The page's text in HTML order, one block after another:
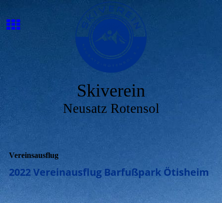
Skiverein
Neusatz Rotensol
Vereinsausflug
2022 Vereinausflug Barfußpark Ötisheim